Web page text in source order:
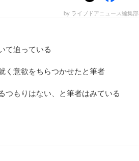
by ライブドアニュース編集部
て迫っている
く意欲をちらつかせたと筆者
つもりはない、と筆者はみている